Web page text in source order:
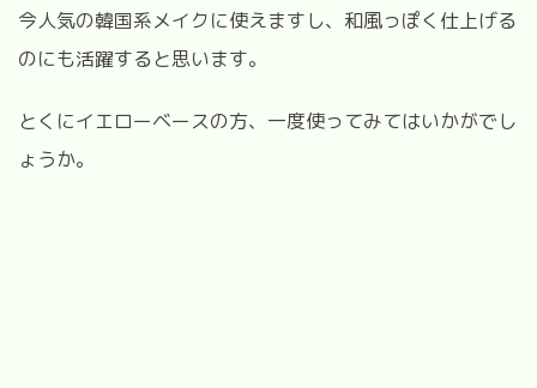
今人気の韓国系メイクに使えますし、和風っぽく仕上げる
のにも活躍すると思います。
とくにイエローベースの方、一度使ってみてはいかがでし
ょうか。